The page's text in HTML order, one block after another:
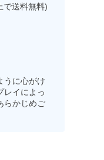
で送料無料)
うに心がけ
レイによっ
らかじめご